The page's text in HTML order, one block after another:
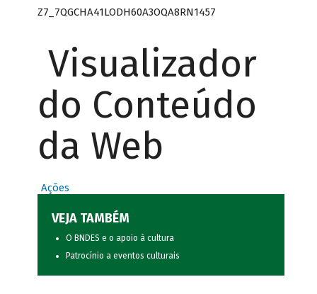
Z7_7QGCHA41LODH60A3OQA8RN1457
Visualizador
do Conteúdo
da Web
Ações
VEJA TAMBÉM
O BNDES e o apoio à cultura
Patrocínio a eventos culturais